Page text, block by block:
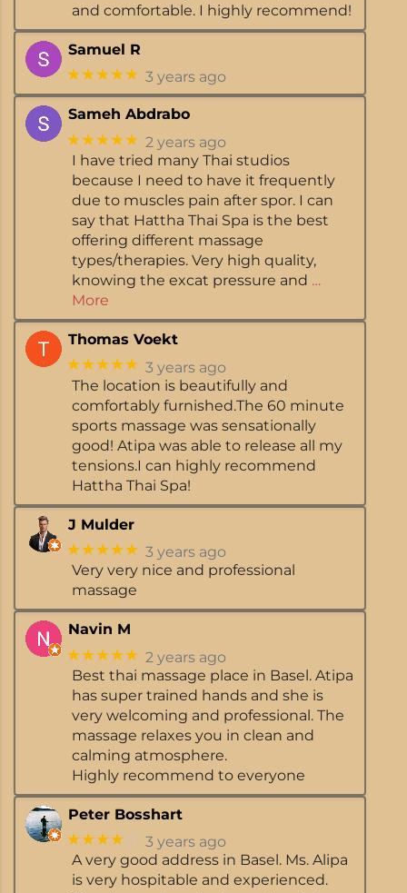
and comfortable. I highly recommend!
Samuel R
★★★★★ 3 years ago
Sameh Abdrabo
★★★★★ 2 years ago
I have tried many Thai studios
because I need to have it frequently
due to muscles pain after spor. I can
say that Hattha Thai Spa is the best
offering different massage
types/therapies. Very high quality,
knowing the excat pressure and …
More
Thomas Voekt
★★★★★ 3 years ago
The location is beautifully and
comfortably furnished.The 60 minute
sports massage was sensationally
good! Atipa was able to release all my
tensions.I can highly recommend
Hattha Thai Spa!
J Mulder
★★★★★ 3 years ago
Very very nice and professional
massage
Navin M
★★★★★ 2 years ago
Best thai massage place in Basel. Atipa
has super trained hands and she is
very welcoming and professional. The
massage relaxes you in clean and
calming atmosphere.
Highly recommend to everyone
Peter Bosshart
★★★★☆ 3 years ago
A very good address in Basel. Ms. Alipa
is very hospitable and experienced.